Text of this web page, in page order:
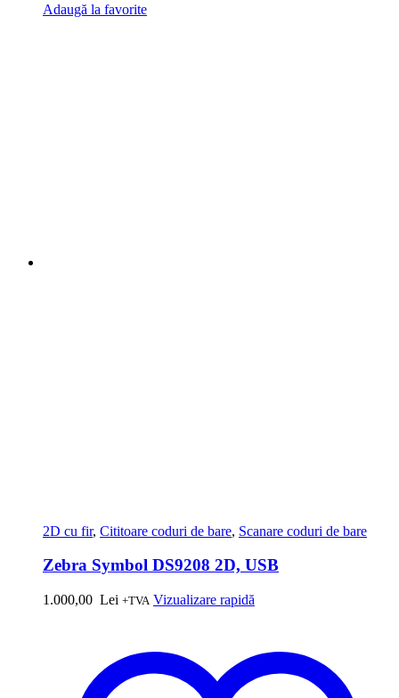
Adaugă la favorite
2D cu fir, Cititoare coduri de bare, Scanare coduri de bare
Zebra Symbol DS9208 2D, USB
1.000,00 Lei +TVA Vizualizare rapidă